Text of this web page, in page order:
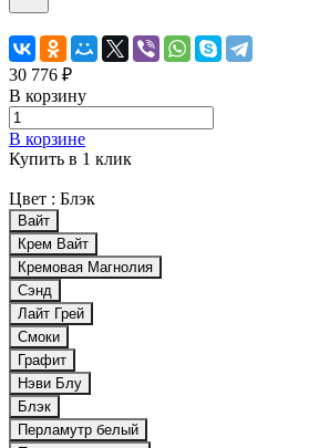
30 776 ₽
В корзину
В корзине
Купить в 1 клик
Цвет : Блэк
Вайт
Крем Вайт
Кремовая Магнолия
Сэнд
Лайт Грей
Смоки
Графит
Нэви Блу
Блэк
Перламутр белый